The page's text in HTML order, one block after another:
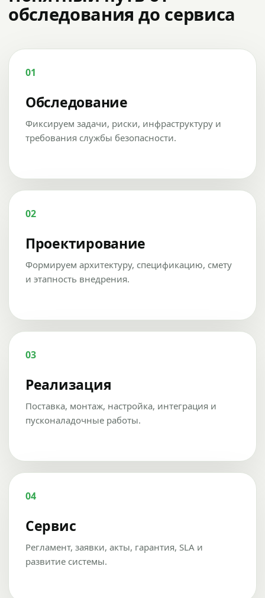
обследования до сервиса
01
Обследование
Фиксируем задачи, риски, инфраструктуру и
требования службы безопасности.
02
Проектирование
Формируем архитектуру, спецификацию, смету
и этапность внедрения.
03
Реализация
Поставка, монтаж, настройка, интеграция и
пусконаладочные работы.
04
Сервис
Регламент, заявки, акты, гарантия, SLA и
развитие системы.